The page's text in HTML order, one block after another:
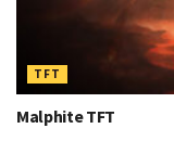
TFT
Malphite TFT